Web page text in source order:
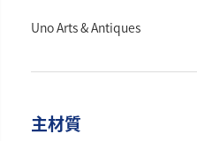
Uno Arts & Antiques
主材質